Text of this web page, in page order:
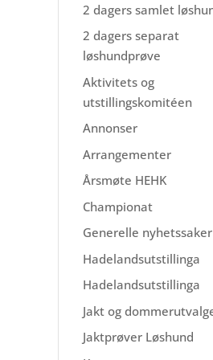
2 dagers samlet
2 dagers separat
løshundprøve
Aktivitets og
utstillingskomitéen
Annonser
Arrangementer
Årsmøte HEHK
Championat
Generelle nyhetssaker
Hadelandsutstillinga
Hadelandsutstillinga
Jakt og
Jaktprøver Løshund